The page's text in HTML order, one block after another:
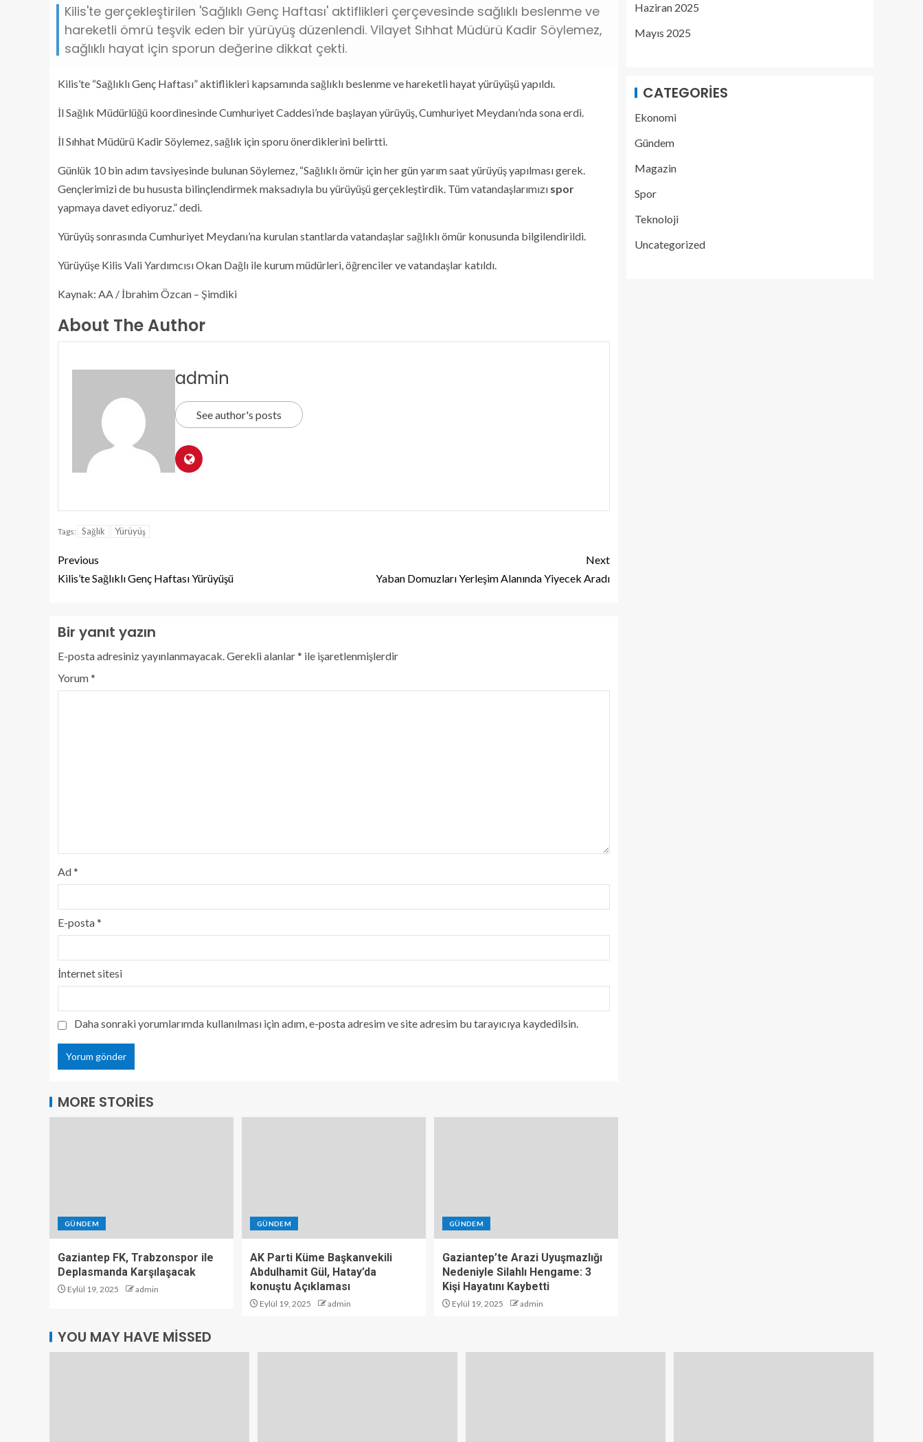
Kilis'te gerçekleştirilen 'Sağlıklı Genç Haftası' aktiflikleri çerçevesinde sağlıklı beslenme ve
hareketli ömrü teşvik eden bir yürüyüş düzenlendi. Vilayet Sıhhat Müdürü Kadir Söylemez,
sağlıklı hayat için sporun değerine dikkat çekti.
Kilis’te “Sağlıklı Genç Haftası” aktiflikleri kapsamında sağlıklı beslenme ve hareketli hayat yürüyüşü yapıldı.
İl Sağlık Müdürlüğü koordinesinde Cumhuriyet Caddesi’nde başlayan yürüyüş, Cumhuriyet Meydanı’nda sona erdi.
İl Sıhhat Müdürü Kadir Söylemez, sağlık için sporu önerdiklerini belirtti.
Günlük 10 bin adım tavsiyesinde bulunan Söylemez, “Sağlıklı ömür için her gün yarım saat yürüyüş yapılması gerek.
Gençlerimizi de bu hususta bilinçlendirmek maksadıyla bu yürüyüşü gerçekleştirdik. Tüm vatandaşlarımızı spor
yapmaya davet ediyoruz.” dedi.
Yürüyüş sonrasında Cumhuriyet Meydanı’na kurulan stantlarda vatandaşlar sağlıklı ömür konusunda bilgilendirildi.
Yürüyüşe Kilis Vali Yardımcısı Okan Dağlı ile kurum müdürleri, öğrenciler ve vatandaşlar katıldı.
Kaynak: AA / İbrahim Özcan – Şimdiki
About The Author
admin
See author's posts
Tags: Sağlık Yürüyüş
Previous
Kilis’te Sağlıklı Genç Haftası Yürüyüşü
Next
Yaban Domuzları Yerleşim Alanında Yiyecek Aradı
Bir yanıt yazın
E-posta adresiniz yayınlanmayacak.Gerekli alanlar* ile işaretlenmişlerdir
Yorum*
Ad*
E-posta*
İnternet sitesi
Daha sonraki yorumlarımda kullanılması için adım, e-posta adresim ve site adresim bu tarayıcıya kaydedilsin.
MORE STORIES
GÜNDEM
Gaziantep FK, Trabzonspor ile
Deplasmanda Karşılaşacak
Eylül 19, 2025 admin
GÜNDEM
AK Parti Küme Başkanvekili
Abdulhamit Gül, Hatay’da
konuştu Açıklaması
Eylül 19, 2025 admin
GÜNDEM
Gaziantep’te Arazi Uyuşmazlığı
Nedeniyle Silahlı Hengame: 3
Kişi Hayatını Kaybetti
Eylül 19, 2025 admin
Haziran 2025
Mayıs 2025
CATEGORIES
Ekonomi
Gündem
Magazin
Spor
Teknoloji
Uncategorized
YOU MAY HAVE MISSED